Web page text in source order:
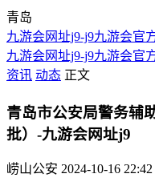
青岛
九游会网址j9-j9九游会官
九游会网址j9-j9九游会官
资讯 动态 正文
青岛市公安局警务辅
批）-九游会网址j9
崂山公安 2024-10-16 22:42